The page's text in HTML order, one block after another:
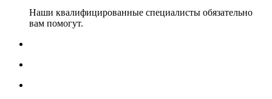
Наши квалифицированные специалисты обязательно
вам помогут.